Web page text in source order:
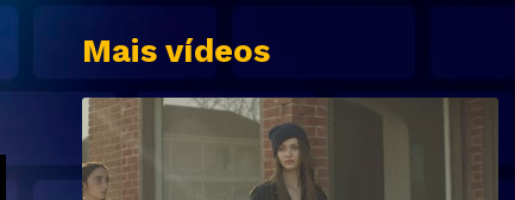
Mais vídeos